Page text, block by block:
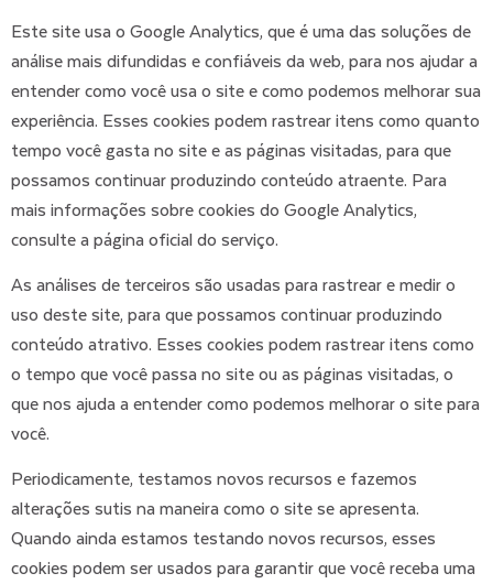
Este site usa o Google Analytics, que é uma das soluções de
análise mais difundidas e confiáveis da web, para nos ajudar a
entender como você usa o site e como podemos melhorar sua
experiência. Esses cookies podem rastrear itens como quanto
tempo você gasta no site e as páginas visitadas, para que
possamos continuar produzindo conteúdo atraente. Para
mais informações sobre cookies do Google Analytics,
consulte a página oficial do serviço.
As análises de terceiros são usadas para rastrear e medir o
uso deste site, para que possamos continuar produzindo
conteúdo atrativo. Esses cookies podem rastrear itens como
o tempo que você passa no site ou as páginas visitadas, o
que nos ajuda a entender como podemos melhorar o site para
você.
Periodicamente, testamos novos recursos e fazemos
alterações sutis na maneira como o site se apresenta.
Quando ainda estamos testando novos recursos, esses
cookies podem ser usados para garantir que você receba uma